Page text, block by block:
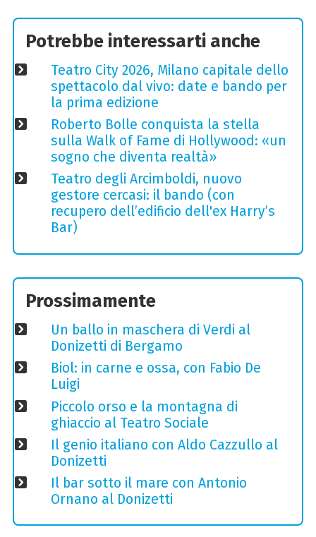
Potrebbe interessarti anche
Teatro City 2026, Milano capitale dello
spettacolo dal vivo: date e bando per
la prima edizione
Roberto Bolle conquista la stella
sulla Walk of Fame di Hollywood: «un
sogno che diventa realtà»
Teatro degli Arcimboldi, nuovo
gestore cercasi: il bando (con
recupero dell’edificio dell'ex Harry’s
Bar)
Prossimamente
Un ballo in maschera di Verdi al
Donizetti di Bergamo
Biol: in carne e ossa, con Fabio De
Luigi
Piccolo orso e la montagna di
ghiaccio al Teatro Sociale
Il genio italiano con Aldo Cazzullo al
Donizetti
Il bar sotto il mare con Antonio
Ornano al Donizetti